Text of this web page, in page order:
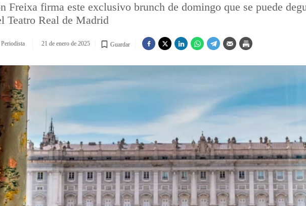
Freixa firma este exclusivo brunch de domingo que se puede
Teatro Real de Madrid
Periodista 21 de enero de 2025 Guardar